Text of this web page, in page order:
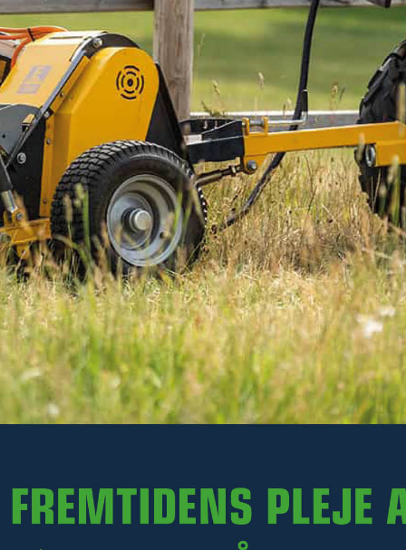
SPOR TIL SKIVEHØSTER
Lille remskive 4 spor til skivehøster RS250H
Læs mere
824 kr
Ekskl. moms
På lager
- +
LÆG I KURV
Varenr. R35-RS250H.007